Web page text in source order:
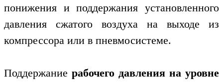
понижения и поддержания установленного
давления сжатого воздуха на выходе из
компрессора или в пневмосистеме.
Поддержание рабочего давления на уровне